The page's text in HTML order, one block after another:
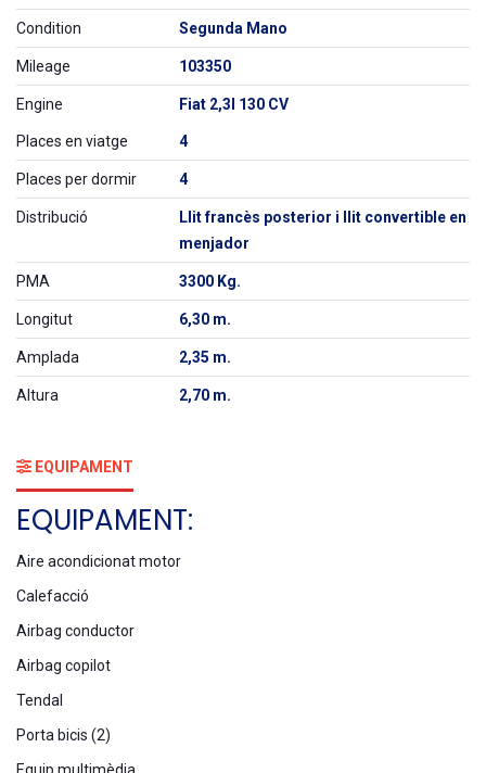
Condition Segunda Mano
Mileage 103350
Engine Fiat 2,3l 130 CV
Places en viatge 4
Places per dormir 4
Distribució
Llit francès posterior i llit convertible en
menjador
PMA 3300 Kg.
Longitut 6,30 m.
Amplada 2,35 m.
Altura 2,70 m.
EQUIPAMENT
EQUIPAMENT:
Aire acondicionat motor
Calefacció
Airbag conductor
Airbag copilot
Tendal
Porta bicis (2)
Equip multimèdia